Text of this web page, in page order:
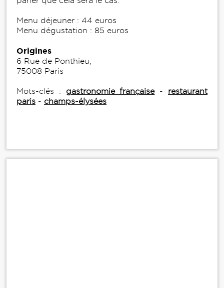
Menu déjeuner : 44 euros
Menu dégustation : 85 euros
Origines
6 Rue de Ponthieu,
75008 Paris
Mots-clés : gastronomie française- restaurant
paris - champs-élysées